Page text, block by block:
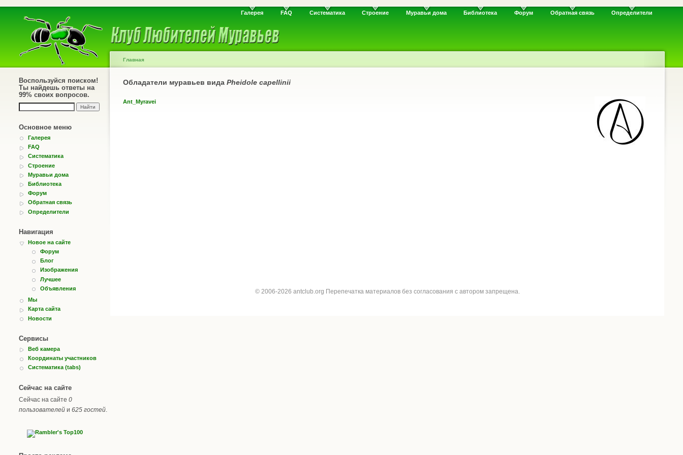
Галерея FAQ Систематика Строение Муравьи дома Библиотека Форум Обратная связь Определители
Воспользуйся поиском!
Ты найдешь ответы на
99% своих вопросов.
Основное меню
Галерея
FAQ
Систематика
Строение
Муравьи дома
Библиотека
Форум
Обратная связь
Определители
Навигация
Новое на сайте
Форум
Блог
Изображения
Лучшее
Объявления
Мы
Карта сайта
Новости
Сервисы
Веб камера
Координаты участников
Систематика (tabs)
Сейчас на сайте
Сейчас на сайте 0
пользователей и 625 гостей
Главная
Обладатели муравьев вида Pheidole capellinii
Ant_Myravei
© 2006-2026 antclub.org Перепечатка материалов без согласования с автором запрещена.